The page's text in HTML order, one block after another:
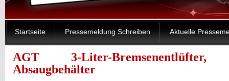
Startseite Pressemeldung Schreiben Aktuelle
AGT 3-Liter-Bremsenentlüfter,
Absaugbehälter